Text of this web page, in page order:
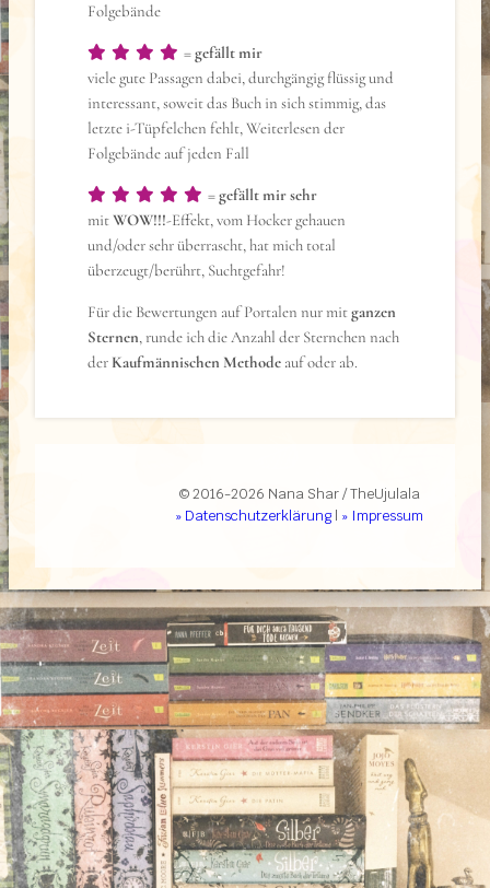
Folgebände
=gefällt mir
viele gute Passagen dabei, durchgängig flüssig und
interessant, soweit das Buch in sich stimmig, das
letzte i-Tüpfelchen fehlt, Weiterlesen der
Folgebände auf jeden Fall
=gefällt mir sehr
mitWOW!!!-Effekt, vom Hocker gehauen
und/oder sehr überrascht, hat mich total
überzeugt/berührt, Suchtgefahr!
Für die Bewertungen auf Portalen nur mitganzen
Sternen, runde ich die Anzahl der Sternchen nach
der Kaufmännischen Methode auf oder ab.
© 2016-2026 Nana Shar / TheUjulala
» Datenschutzerklärung| » Impressum